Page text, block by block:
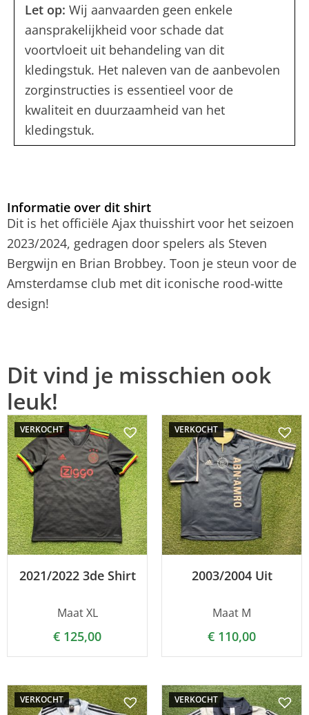
Let op: Wij aanvaarden geen enkele
aansprakelijkheid voor schade dat
voortvloeit uit behandeling van dit
kledingstuk. Het naleven van de aanbevolen
zorginstructies is essentieel voor de
kwaliteit en duurzaamheid van het
kledingstuk.
Informatie over dit shirt
Dit is het officiële Ajax thuisshirt voor het seizoen
2023/2024, gedragen door spelers als Steven
Bergwijn en Brian Brobbey. Toon je steun voor de
Amsterdamse club met dit iconische rood-witte
design!
Dit vind je misschien ook
leuk!
VERKOCHT
2021/2022 3de Shirt
Maat XL
€ 125,00
VERKOCHT
2003/2004 Uit
Maat M
€ 110,00
VERKOCHT VERKOCHT